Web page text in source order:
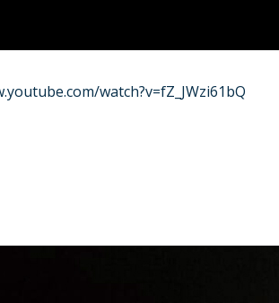
watch?v=fZ_JWzi61bQ